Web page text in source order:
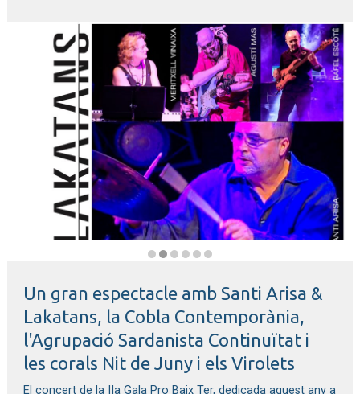
Un gran espectacle amb Santi Arisa &
Lakatans, la Cobla Contemporània,
l'Agrupació Sardanista Continuïtat i
les corals Nit de Juny i els Virolets
El concert de la IIa Gala Pro Baix Ter, dedicada aquest any a